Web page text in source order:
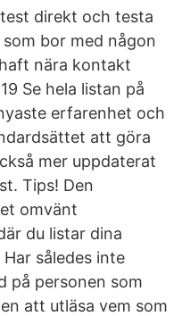
direkt och testa
bor med någon
nära kontakt
Se hela listan på
erfarenhet och
att göra
mer uppdaterat
Tips! Den
omvänt
du listar dina
således inte
på personen som
att utläsa vem som